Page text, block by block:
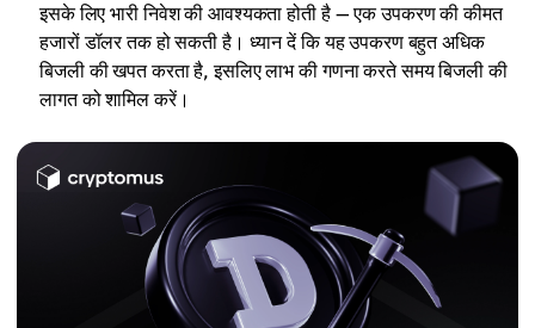
इसके लिए भारी निवेश की आवश्यकता होती है — एक उपकरण की कीमत
हजारों डॉलर तक हो सकती है। ध्यान दें कि यह उपकरण बहुत अधिक
बिजली की खपत करता है, इसलिए लाभ की गणना करते समय बिजली की
लागत को शामिल करें।